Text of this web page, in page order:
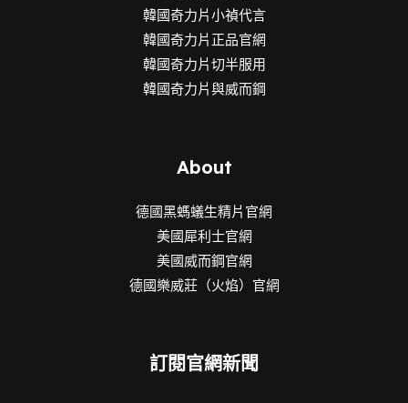
韓國奇力片小禎代言
韓國奇力片正品官網
韓國奇力片切半服用
韓國奇力片與威而鋼
About
德國黑螞蟻生精片官網
美國犀利士官網
美國威而鋼官網
德國樂威莊（火焰）官網
訂閱官網新聞